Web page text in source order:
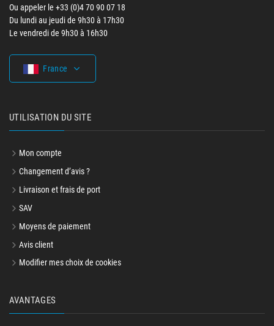
Ou appeler le +33 (0)4 70 90 07 18
Du lundi au jeudi de 9h30 à 17h30
Le vendredi de 9h30 à 16h30
France
UTILISATION DU SITE
Mon compte
Changement d’avis ?
Livraison et frais de port
SAV
Moyens de paiement
Avis client
Modifier mes choix de cookies
AVANTAGES